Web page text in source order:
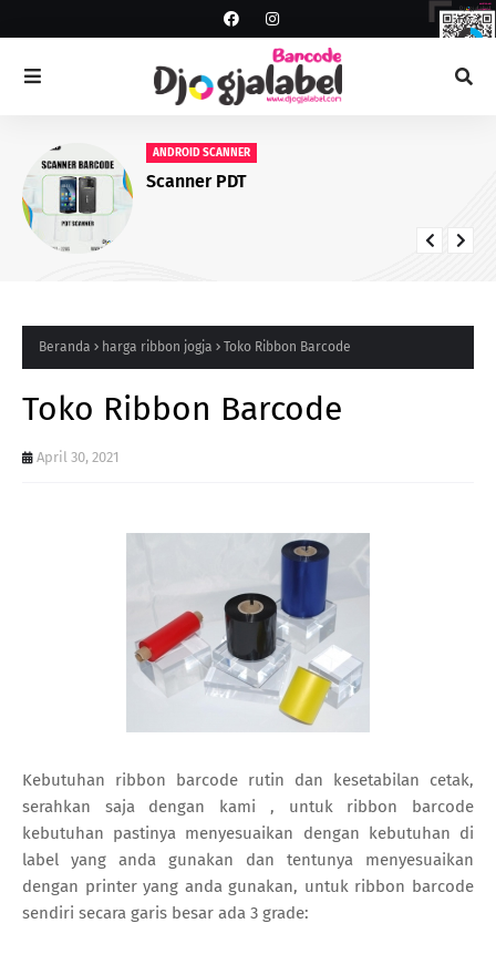
ANDROID SCANNER
Scanner PDT
Beranda harga ribbon jogja Toko Ribbon Barcode
Toko Ribbon Barcode
April 30, 2021
Kebutuhan ribbon barcode rutin dan kesetabilan cetak,
serahkan saja dengan kami , untuk ribbon barcode
kebutuhan pastinya menyesuaikan dengan kebutuhan di
label yang anda gunakan dan tentunya menyesuaikan
dengan printer yang anda gunakan, untuk ribbon barcode
sendiri secara garis besar ada 3 grade: